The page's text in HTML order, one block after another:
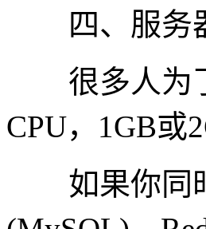
四、服务
很多人为了
CPU，1GB或
如果你同时